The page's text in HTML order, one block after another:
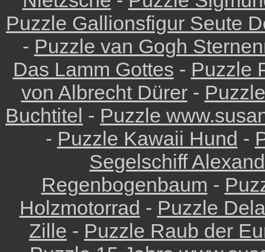
Puzzle Gallionsfigur Seute
- Puzzle van Gogh
Das Lamm Gottes - Puzzle
von Albrecht Dürer-
Buchtitel - Puzzle
- Puzzle Kawaii Hund -
Segelschiff
Regenbogenbaum -
Holzmotorrad - Puzzle
Zille - Puzzle Raub der